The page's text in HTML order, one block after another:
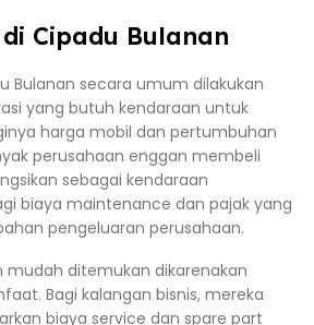
Cipadu Bulanan
Bulanan secara umum dilakukan
yang butuh kendaraan untuk
harga mobil dan pertumbuhan
perusahaan enggan membeli
sebagai kendaraan
biaya maintenance dan pajak yang
pengeluaran perusahaan.
mudah ditemukan dikarenakan
Bagi kalangan bisnis, mereka
biaya service dan spare part